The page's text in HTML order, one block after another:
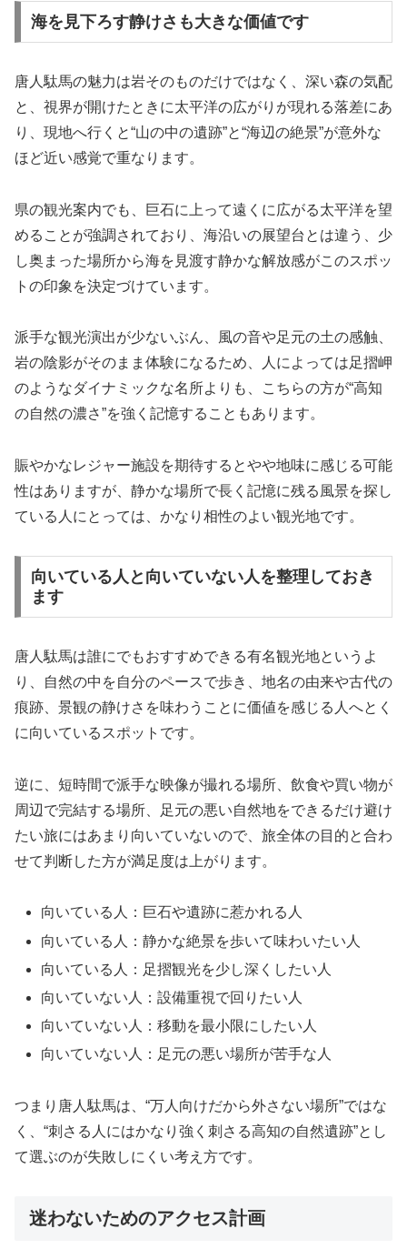
海を見下ろす静けさも大きな価値です
唐人駄馬の魅力は岩そのものだけではなく、深い森の気配
と、視界が開けたときに太平洋の広がりが現れる落差にあ
り、現地へ行くと“山の中の遺跡”と“海辺の絶景”が意外な
ほど近い感覚で重なります。
県の観光案内でも、巨石に上って遠くに広がる太平洋を望
めることが強調されており、海沿いの展望台とは違う、少
し奥まった場所から海を見渡す静かな解放感がこのスポッ
トの印象を決定づけています。
派手な観光演出が少ないぶん、風の音や足元の土の感触、
岩の陰影がそのまま体験になるため、人によっては足摺岬
のようなダイナミックな名所よりも、こちらの方が“高知
の自然の濃さ”を強く記憶することもあります。
賑やかなレジャー施設を期待するとやや地味に感じる可能
性はありますが、静かな場所で長く記憶に残る風景を探し
ている人にとっては、かなり相性のよい観光地です。
向いている人と向いていない人を整理しておき
ます
唐人駄馬は誰にでもおすすめできる有名観光地というよ
り、自然の中を自分のペースで歩き、地名の由来や古代の
痕跡、景観の静けさを味わうことに価値を感じる人へとく
に向いているスポットです。
逆に、短時間で派手な映像が撮れる場所、飲食や買い物が
周辺で完結する場所、足元の悪い自然地をできるだけ避け
たい旅にはあまり向いていないので、旅全体の目的と合わ
せて判断した方が満足度は上がります。
向いている人：巨石や遺跡に惹かれる人
向いている人：静かな絶景を歩いて味わいたい人
向いている人：足摺観光を少し深くしたい人
向いていない人：設備重視で回りたい人
向いていない人：移動を最小限にしたい人
向いていない人：足元の悪い場所が苦手な人
つまり唐人駄馬は、“万人向けだから外さない場所”ではな
く、“刺さる人にはかなり強く刺さる高知の自然遺跡”とし
て選ぶのが失敗しにくい考え方です。
迷わないためのアクセス計画